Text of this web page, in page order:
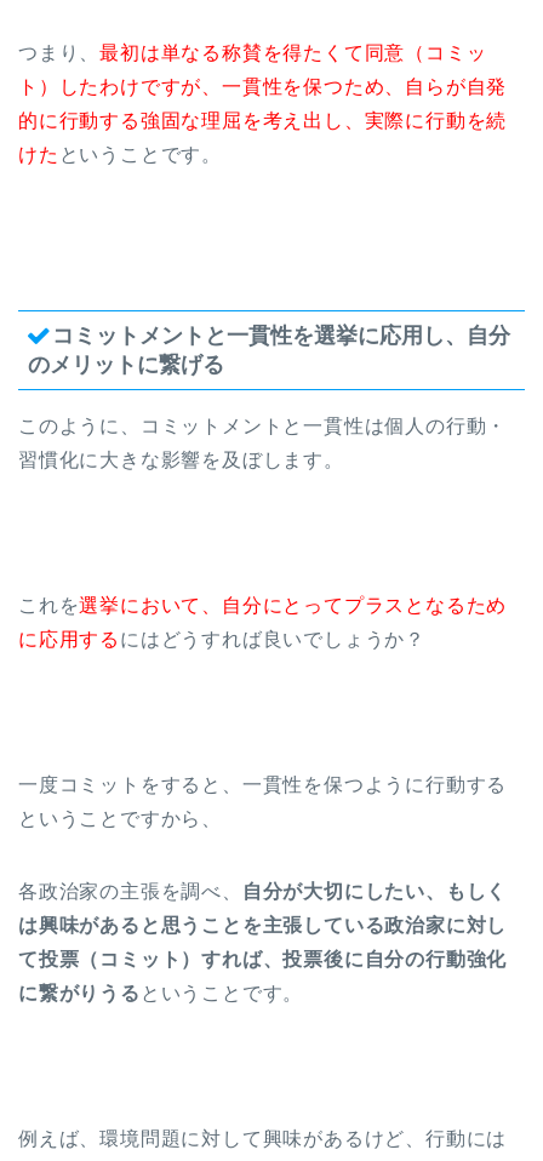
つまり、最初は単なる称賛を得たくて同意（コミッ
ト）したわけですが、一貫性を保つため、自らが自発
的に行動する強固な理屈を考え出し、実際に行動を続
けた ということです。
コミットメントと一貫性を選挙に応用し、自分
のメリットに繋げる
このように、コミットメントと一貫性は個人の行動・
習慣化に大きな影響を及ぼします。
これを選挙において、自分にとってプラスとなるため
に応用する にはどうすれば良いでしょうか？
一度コミットをすると、一貫性を保つように行動する
ということですから、
各政治家の主張を調べ、
自分が大切にしたい、もしく
は興味があると思うことを主張している政治家に対し
て投票（コミット）すれば、投票後に自分の行動強化
に繋がりうる ということです。
例えば、環境問題に対して興味があるけど、行動には